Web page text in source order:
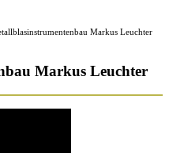
Markus Leuchter
Markus Leuchter